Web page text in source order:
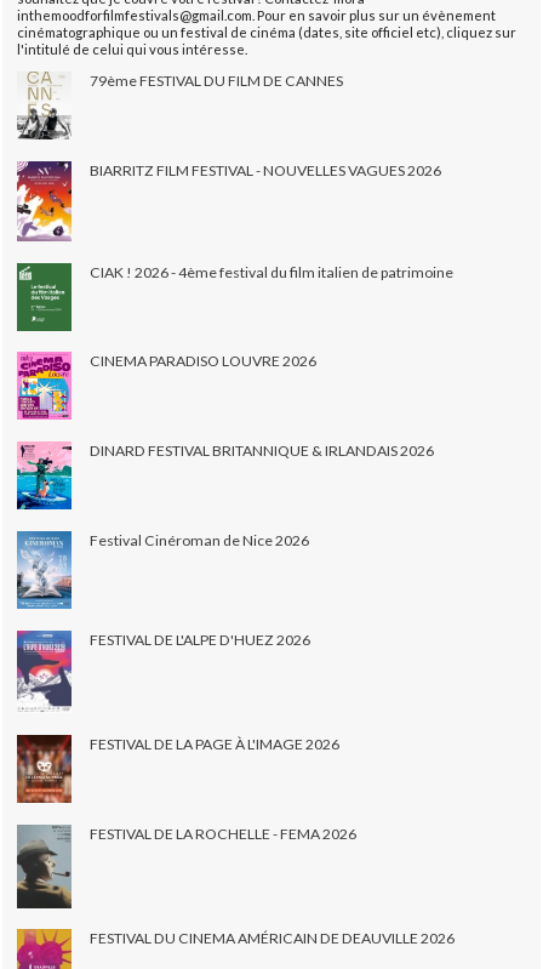
inthemoodforfilmfestivals@gmail.com. Pour en savoir plus sur un évènement
cinématographique ou un festival de cinéma (dates, site officiel etc), cliquez sur
l'intitulé de celui qui vous intéresse.
79ème FESTIVAL DU FILM DE CANNES
BIARRITZ FILM FESTIVAL - NOUVELLES VAGUES 2026
CIAK ! 2026 - 4ème festival du film italien de patrimoine
CINEMA PARADISO LOUVRE 2026
DINARD FESTIVAL BRITANNIQUE & IRLANDAIS 2026
Festival Cinéroman de Nice 2026
FESTIVAL DE L'ALPE D'HUEZ 2026
FESTIVAL DE LA PAGE À L'IMAGE 2026
FESTIVAL DE LA ROCHELLE - FEMA 2026
FESTIVAL DU CINEMA AMÉRICAIN DE DEAUVILLE 2026